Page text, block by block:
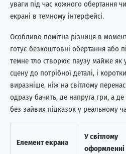
уваги під час кожного обертання
екрані в темному інтерфейсі.
Особливо помітна різниця в
готує безкоштовні обертання або
темне тло створює паузу майже як
сцену до потрібної деталі, і
виразніше, ніж на світлому
одразу бачить, де напруга гри, а
без зайвих підказок у реальному
Елемент екрана
У світлому
оформленні